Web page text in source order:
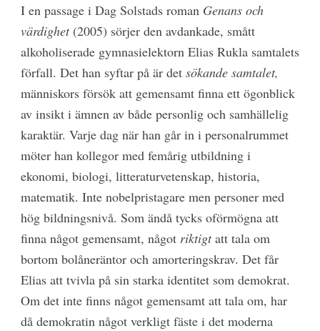
I en passage i Dag Solstads roman Genans och
värdighet(2005) sörjer den avdankade, smått
alkoholiserade gymnasielektorn Elias Rukla samtalets
förfall. Det han syftar på är det sökande samtalet,
människors försök att gemensamt finna ett ögonblick
av insikt i ämnen av både personlig och samhällelig
karaktär. Varje dag när han går in i personalrummet
möter han kollegor med femårig utbildning i
ekonomi, biologi, litteraturvetenskap, historia,
matematik. Inte nobelpristagare men personer med
hög bildningsnivå. Som ändå tycks oförmögna att
finna något gemensamt, något riktigtatt tala om
bortom bolåneräntor och amorteringskrav. Det får
Elias att tvivla på sin starka identitet som demokrat.
Om det inte finns något gemensamt att tala om, har
då demokratin något verkligt fäste i det moderna